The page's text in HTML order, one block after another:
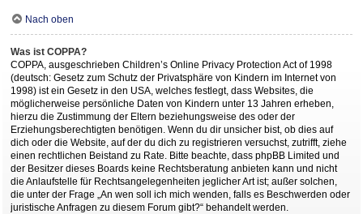
Nach oben
Was ist COPPA?
COPPA, ausgeschrieben Children’s Online Privacy Protection Act of 1998
(deutsch: Gesetz zum Schutz der Privatsphäre von Kindern im Internet von
1998) ist ein Gesetz in den USA, welches festlegt, dass Websites, die
möglicherweise persönliche Daten von Kindern unter 13 Jahren erheben,
hierzu die Zustimmung der Eltern beziehungsweise des oder der
Erziehungsberechtigten benötigen. Wenn du dir unsicher bist, ob dies auf
dich oder die Website, auf der du dich zu registrieren versuchst, zutrifft, ziehe
einen rechtlichen Beistand zu Rate. Bitte beachte, dass phpBB Limited und
der Besitzer dieses Boards keine Rechtsberatung anbieten kann und nicht
die Anlaufstelle für Rechtsangelegenheiten jeglicher Art ist; außer solchen,
die unter der Frage „An wen soll ich mich wenden, falls es Beschwerden oder
juristische Anfragen zu diesem Forum gibt?“ behandelt werden.